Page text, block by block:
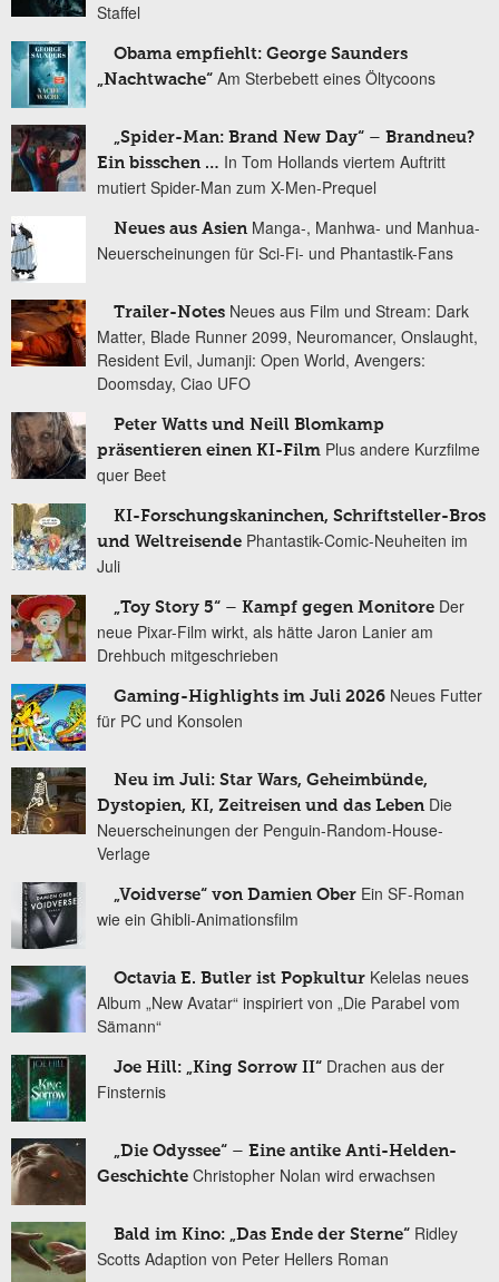
Staffel
Obama empfiehlt: George Saunders
„Nachtwache“ Am Sterbebett eines Öltycoons
„Spider-Man: Brand New Day“ – Brandneu?
Ein bisschen … In Tom Hollands viertem Auftritt
mutiert Spider-Man zum X-Men-Prequel
Neues aus Asien Manga-, Manhwa- und Manhua-
Neuerscheinungen für Sci-Fi- und Phantastik-Fans
Trailer-Notes Neues aus Film und Stream: Dark
Matter, Blade Runner 2099, Neuromancer, Onslaught,
Resident Evil, Jumanji: Open World, Avengers:
Doomsday, Ciao UFO
Peter Watts und Neill Blomkamp
präsentieren einen KI-Film Plus andere Kurzfilme
quer Beet
KI-Forschungskaninchen, Schriftsteller-Bros
und Weltreisende Phantastik-Comic-Neuheiten im
Juli
„Toy Story 5“ – Kampf gegen Monitore Der
neue Pixar-Film wirkt, als hätte Jaron Lanier am
Drehbuch mitgeschrieben
Gaming-Highlights im Juli 2026 Neues Futter
für PC und Konsolen
Neu im Juli: Star Wars, Geheimbünde,
Dystopien, KI, Zeitreisen und das Leben Die
Neuerscheinungen der Penguin-Random-House-
Verlage
„Voidverse“ von Damien Ober Ein SF-Roman
wie ein Ghibli-Animationsfilm
Octavia E. Butler ist Popkultur Kelelas neues
Album „New Avatar“ inspiriert von „Die Parabel vom
Sämann“
Joe Hill: „King Sorrow II“ Drachen aus der
Finsternis
„Die Odyssee“ – Eine antike Anti-Helden-
Geschichte Christopher Nolan wird erwachsen
Bald im Kino: „Das Ende der Sterne“ Ridley
Scotts Adaption von Peter Hellers Roman